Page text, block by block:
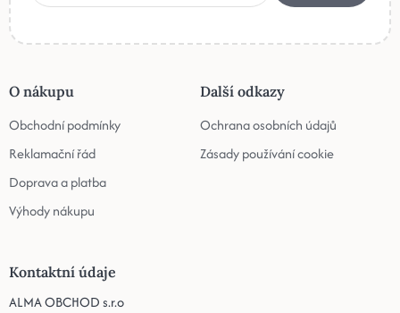
O nákupu
Obchodní podmínky
Reklamační řád
Doprava a platba
Výhody nákupu
Další odkazy
Ochrana osobních údajů
Zásady používání cookie
Kontaktní údaje
ALMA OBCHOD s.r.o